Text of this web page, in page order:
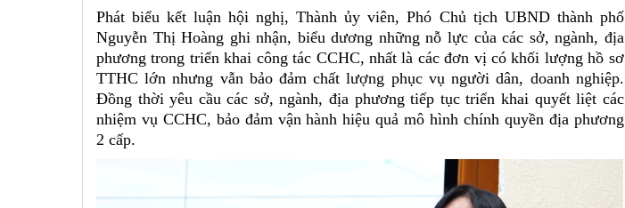
Phát biểu kết luận hội nghị, Thành ủy viên, Phó Chủ tịch UBND thành phố
Nguyễn Thị Hoàng ghi nhận, biểu dương những nỗ lực của các sở, ngành, địa
phương trong triển khai công tác CCHC, nhất là các đơn vị có khối lượng hồ sơ
TTHC lớn nhưng vẫn bảo đảm chất lượng phục vụ người dân, doanh nghiệp.
Đồng thời yêu cầu các sở, ngành, địa phương tiếp tục triển khai quyết liệt các
nhiệm vụ CCHC, bảo đảm vận hành hiệu quả mô hình chính quyền địa phương
2 cấp.